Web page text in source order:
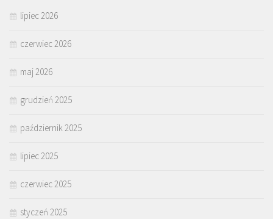
lipiec 2026
czerwiec 2026
maj 2026
grudzień 2025
październik 2025
lipiec 2025
czerwiec 2025
styczeń 2025